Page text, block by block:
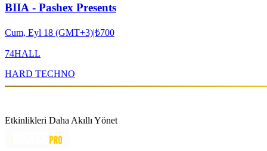
BIIA - Pashex Presents
Cum, Eyl 18 (GMT+3)|₺700
74HALL
HARD TECHNO
Etkinlikleri Daha Akıllı Yönet